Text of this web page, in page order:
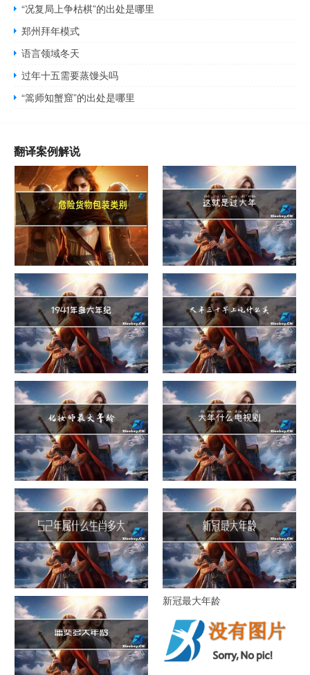
“况复局上争枯棋”的出处是哪里
郑州拜年模式
语言领域冬天
过年十五需要蒸馒头吗
“篙师知蟹窟”的出处是哪里
翻译案例解说
危险货物包装类别 这就是过大年
1941年多大年纪 大年三十早上吃什么美白
化妆师最大年龄 大年什么电视剧
52年属什么生肖多大年龄 新冠最大年龄